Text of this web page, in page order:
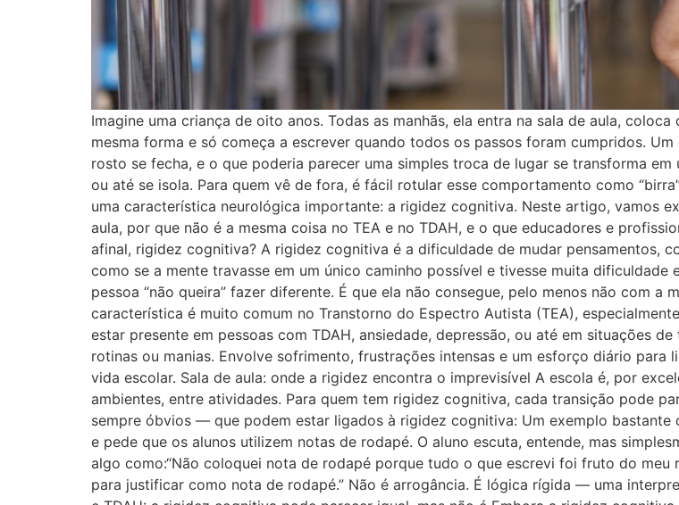
Imagine uma criança de oito anos. Todas as manhãs, ela entra na sala de aula,
mesma forma e só começa a escrever quando todos os passos foram cumpridos.
rosto se fecha, e o que poderia parecer uma simples troca de lugar se transforma
ou até se isola. Para quem vê de fora, é fácil rotular esse comportamento como
uma característica neurológica importante: a rigidez cognitiva. Neste artigo, vamos
aula, por que não é a mesma coisa no TEA e no TDAH, e o que educadores e
afinal, rigidez cognitiva? A rigidez cognitiva é a dificuldade de mudar pensamentos,
como se a mente travasse em um único caminho possível e tivesse muita
pessoa “não queira” fazer diferente. É que ela não consegue, pelo menos não com a
característica é muito comum no Transtorno do Espectro Autista (TEA),
estar presente em pessoas com TDAH, ansiedade, depressão, ou até em situações
rotinas ou manias. Envolve sofrimento, frustrações intensas e um esforço diário
vida escolar. Sala de aula: onde a rigidez encontra o imprevisível A escola é, por
ambientes, entre atividades. Para quem tem rigidez cognitiva, cada transição pode
sempre óbvios — que podem estar ligados à rigidez cognitiva: Um exemplo
e pede que os alunos utilizem notas de rodapé. O aluno escuta, entende, mas
algo como:“Não coloquei nota de rodapé porque tudo o que escrevi foi fruto do
para justificar como nota de rodapé.” Não é arrogância. É lógica rígida — uma